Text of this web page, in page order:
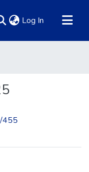
Log In (current)
455